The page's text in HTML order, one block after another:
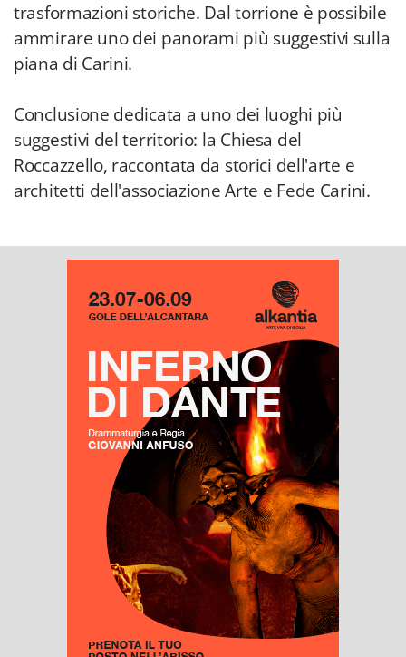
trasformazioni storiche. Dal torrione è possibile
ammirare uno dei panorami più suggestivi sulla
piana di Carini.
Conclusione dedicata a uno dei luoghi più
suggestivi del territorio: la Chiesa del
Roccazzello, raccontata da storici dell'arte e
architetti dell'associazione Arte e Fede Carini.